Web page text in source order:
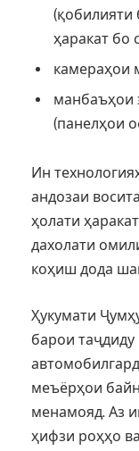
(қобилияти
ҳаракат бо
камераҳои
манбаъҳои
(панелҳои
Ин
андозаи
ҳолати
дахолати
коҳиш дода
Ҳукумати
барои
меъёрҳои
менамояд. Аз
ҳифзи роҳҳо